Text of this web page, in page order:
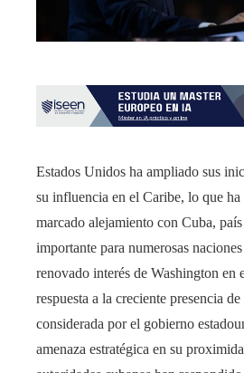
Estados Unidos ha ampliado sus
su influencia en el Caribe, lo que ha
marcado alejamiento con Cuba,
importante para numerosas
renovado interés de Washington en
respuesta a la creciente presencia
considerada por el gobierno
amenaza estratégica en su